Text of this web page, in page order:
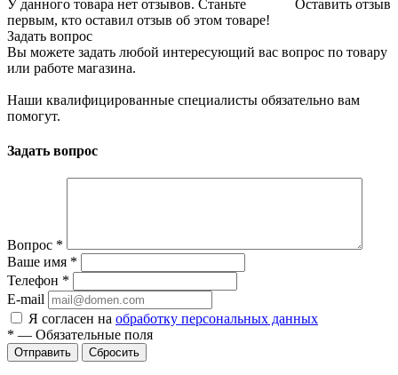
Оставить отзыв
У данного товара нет отзывов. Станьте
первым, кто оставил отзыв об этом товаре!
Задать вопрос
Вы можете задать любой интересующий вас вопрос по товару
или работе магазина.
Наши квалифицированные специалисты обязательно вам
помогут.
Задать вопрос
Вопрос *
Ваше имя *
Телефон *
E-mail
Я согласен на обработку персональных данных
* — Обязательные поля
Отправить Сбросить